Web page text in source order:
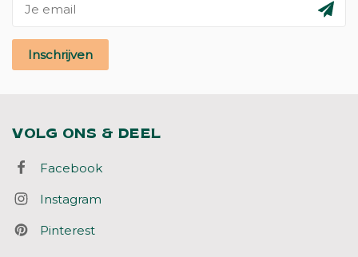
Inschrijven
VOLG ONS & DEEL
Facebook
Instagram
Pinterest